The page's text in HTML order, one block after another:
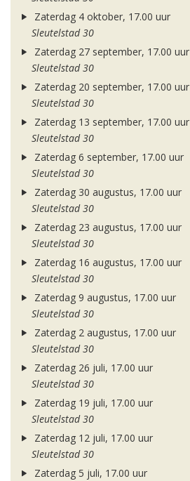
Zaterdag 4 oktober, 17.00 uur
Sleutelstad 30
Zaterdag 27 september, 17.00 uur
Sleutelstad 30
Zaterdag 20 september, 17.00 uur
Sleutelstad 30
Zaterdag 13 september, 17.00 uur
Sleutelstad 30
Zaterdag 6 september, 17.00 uur
Sleutelstad 30
Zaterdag 30 augustus, 17.00 uur
Sleutelstad 30
Zaterdag 23 augustus, 17.00 uur
Sleutelstad 30
Zaterdag 16 augustus, 17.00 uur
Sleutelstad 30
Zaterdag 9 augustus, 17.00 uur
Sleutelstad 30
Zaterdag 2 augustus, 17.00 uur
Sleutelstad 30
Zaterdag 26 juli, 17.00 uur
Sleutelstad 30
Zaterdag 19 juli, 17.00 uur
Sleutelstad 30
Zaterdag 12 juli, 17.00 uur
Sleutelstad 30
Zaterdag 5 juli, 17.00 uur